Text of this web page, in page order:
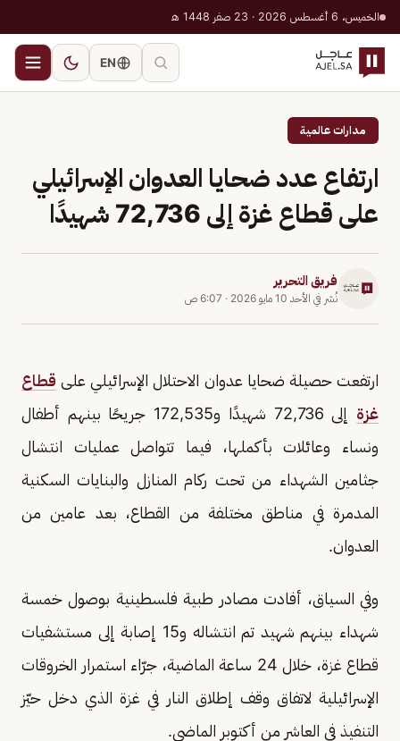
الخميس، 6 أغسطس 2026 · 23 صفر 1448 هـ
EN
مدارات عالمية
ارتفاع عدد ضحايا العدوان الإسرائيلي
على قطاع غزة إلى 72,736 شهيدًا
فريق التحرير
نُشر في الأحد 10 مايو 2026 · 6:07 ص
ارتفعت حصيلة ضحايا عدوان الاحتلال الإسرائيلي على قطاع
غزة
إلى 72,736 شهيدًا و172,535 جريحًا بينهم أطفال
ونساء وعائلات بأكملها، فيما تتواصل عمليات انتشال
جثامين الشهداء من تحت ركام المنازل والبنايات السكنية
المدمرة في مناطق مختلفة من القطاع، بعد عامين من
العدوان.
وفي السياق، أفادت مصادر طبية فلسطينية بوصول خمسة
شهداء بينهم شهيد تم انتشاله و15 إصابة إلى مستشفيات
قطاع غزة، خلال 24 ساعة الماضية، جرّاء استمرار الخروقات
الإسرائيلية لاتفاق وقف إطلاق النار في غزة الذي دخل حيّز
التنفيذ في العاشر من أكتوبر الماضي.